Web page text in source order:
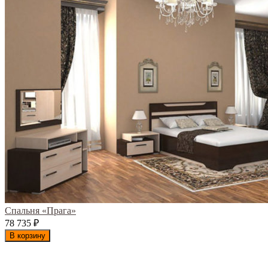
Спальня «Прага»
78 735 ₽
В корзину